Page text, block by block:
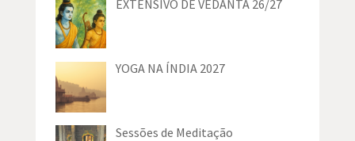
EXTENSIVO DE VEDĀNTA 26/27
YOGA NA ÍNDIA 2027
Sessões de Meditação